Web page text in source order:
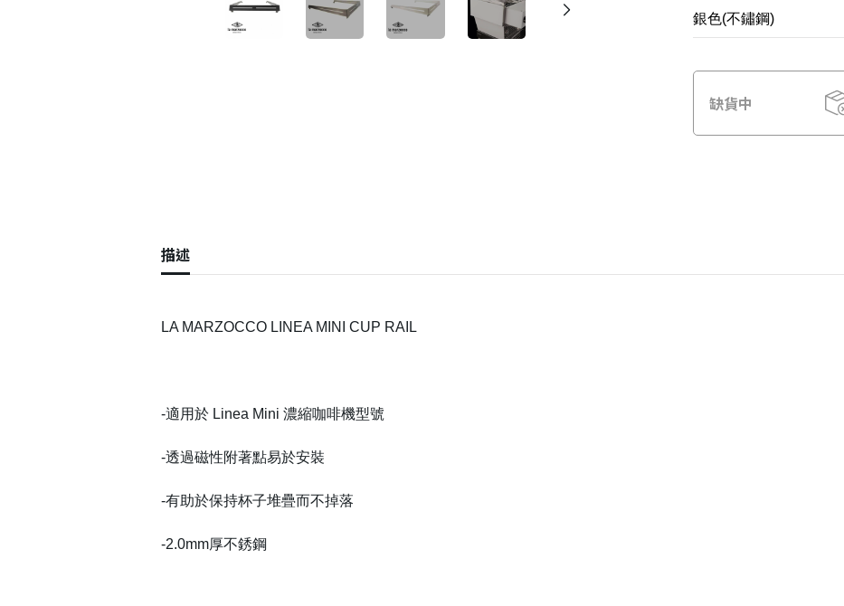
缺貨中
描述
LA MARZOCCO LINEA MINI CUP RAIL
-適用於 Linea Mini 濃縮咖啡機型號
-透過磁性附著點易於安裝
-有助於保持杯子堆疊而不掉落
-2.0mm厚不銹鋼